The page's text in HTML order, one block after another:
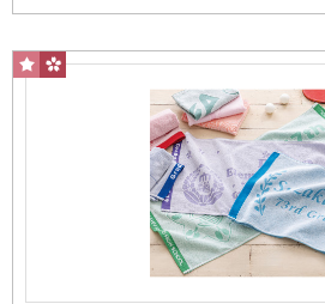
お風呂上りに体を拭くのにおすすめのサイズ